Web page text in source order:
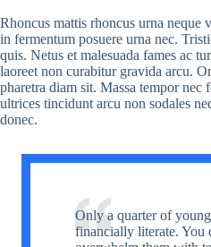
Rhoncus mattis rhoncus urna neque
in fermentum posuere urna nec.
quis. Netus et malesuada fames ac
laoreet non curabitur gravida arcu.
pharetra diam sit. Massa tempor nec
ultrices tincidunt arcu non sodales
donec.
Only a quarter of
financially literate. You